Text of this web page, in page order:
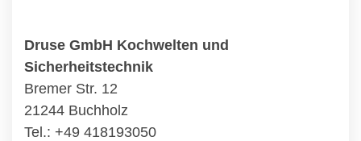
Druse GmbH Kochwelten und
Sicherheitstechnik
Bremer Str. 12
21244 Buchholz
Tel.: +49 418193050